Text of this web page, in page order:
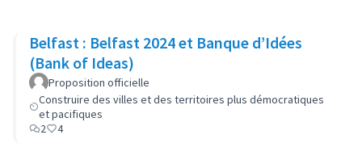
Belfast : Belfast 2024 et Banque d’Idées
(Bank of Ideas)
Proposition officielle
Construire des villes et des territoires plus démocratiques
et pacifiques
2
4